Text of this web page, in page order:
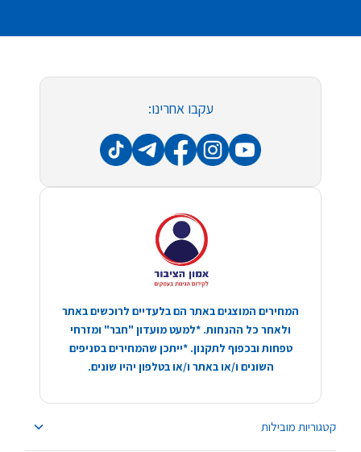
קטגוריות מובילות
עקבו אחרינו:
המחירים המוצגים באתר הם בלעדיים לרוכשים באתר
ולאחר כל ההנחות. *למעט מועדון "חבר" ומזרחי
טפחות ובכפוף לתקנון. *ייתכן שהמחירים בסניפים
השונים ו/או באתר ו/או בטלפון יהיו שונים.